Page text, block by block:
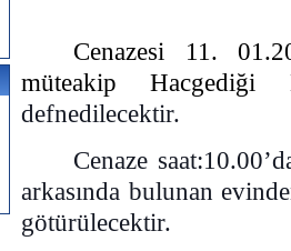
Cenazesi 11.
müteakip
defnedilecektir.
Cenaze
arkasında bulunan
götürülecektir.